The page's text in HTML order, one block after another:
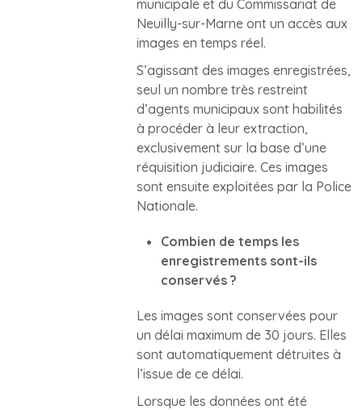
municipale et du Commissariat de
Neuilly-sur-Marne ont un accès aux
images en temps réel.
S’agissant des images enregistrées,
seul un nombre très restreint
d’agents municipaux sont habilités
à procéder à leur extraction,
exclusivement sur la base d’une
réquisition judiciaire. Ces images
sont ensuite exploitées par la Police
Nationale.
Combien de temps les
enregistrements sont-ils
conservés ?
Les images sont conservées pour
un délai maximum de 30 jours. Elles
sont automatiquement détruites à
l’issue de ce délai.
Lorsque les données ont été